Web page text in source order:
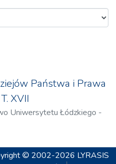
Państwa i Prawa
XVII
Uniwersytetu Łódzkiego -
,2014)Goźdź-
;Dankowski, Michał
© 2002-2026 LYRASIS